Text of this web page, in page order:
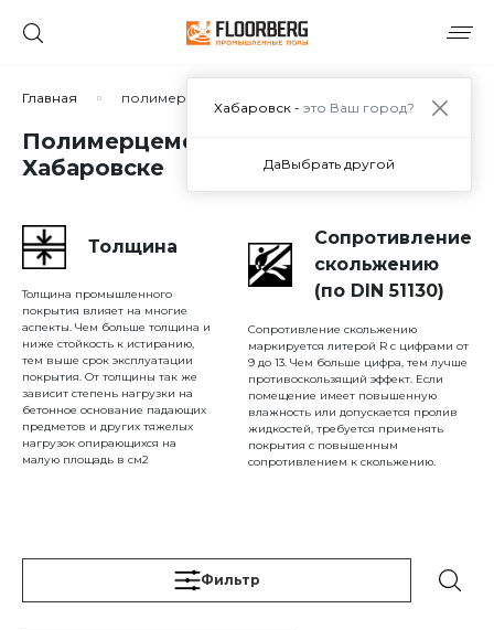
Главная полимерцементное покрытие
Полимерцементное покрытие в
Хабаровске
Толщина
Толщина промышленного
покрытия влияет на многие
аспекты. Чем больше толщина и
ниже стойкость к истиранию,
тем выше срок эксплуатации
покрытия. От толщины так же
зависит степень нагрузки на
бетонное основание падающих
предметов и других тяжелых
нагрузок опирающихся на
малую площадь в см2
Сопротивление
скольжению
(по DIN 51130)
Сопротивление скольжению
маркируется литерой R с цифрами от
9 до 13. Чем больше цифра, тем лучше
противоскользящий эффект. Если
помещение имеет повышенную
влажность или допускается пролив
жидкостей, требуется применять
покрытия с повышенным
сопротивлением к скольжению.
Фильтр
Хабаровск - это Ваш город?
ДаВыбрать другой